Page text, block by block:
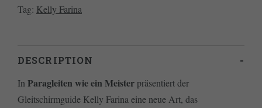
Tag: Kelly Farina
DESCRIPTION
In Paragleiten wie ein Meister präsentiert der
Gleitschirmguide Kelly Farina eine neue Art, das